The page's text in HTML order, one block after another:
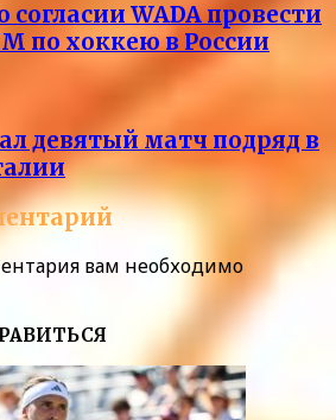
согласии WADA провести
по хоккею в России
девятый матч подряд в
вам необходимо